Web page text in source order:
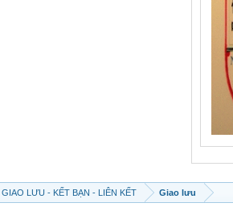
GIAO LƯU - KẾT BẠN - LIÊN KẾT Giao lưu